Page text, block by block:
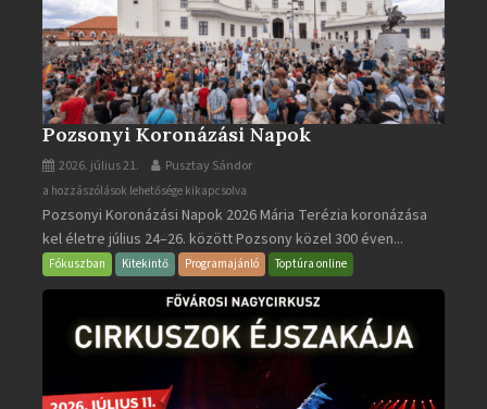
Pozsonyi Koronázási Napok
2026. július 21. Pusztay Sándor
Pozsonyi
Koronázási
Napok
bejegyzéshez
a hozzászólások lehetősége kikapcsolva
Pozsonyi Koronázási Napok 2026 Mária Terézia koronázása
kel életre július 24–26. között Pozsony közel 300 éven...
Fókuszban Kitekintő Programajánló Toptúra online